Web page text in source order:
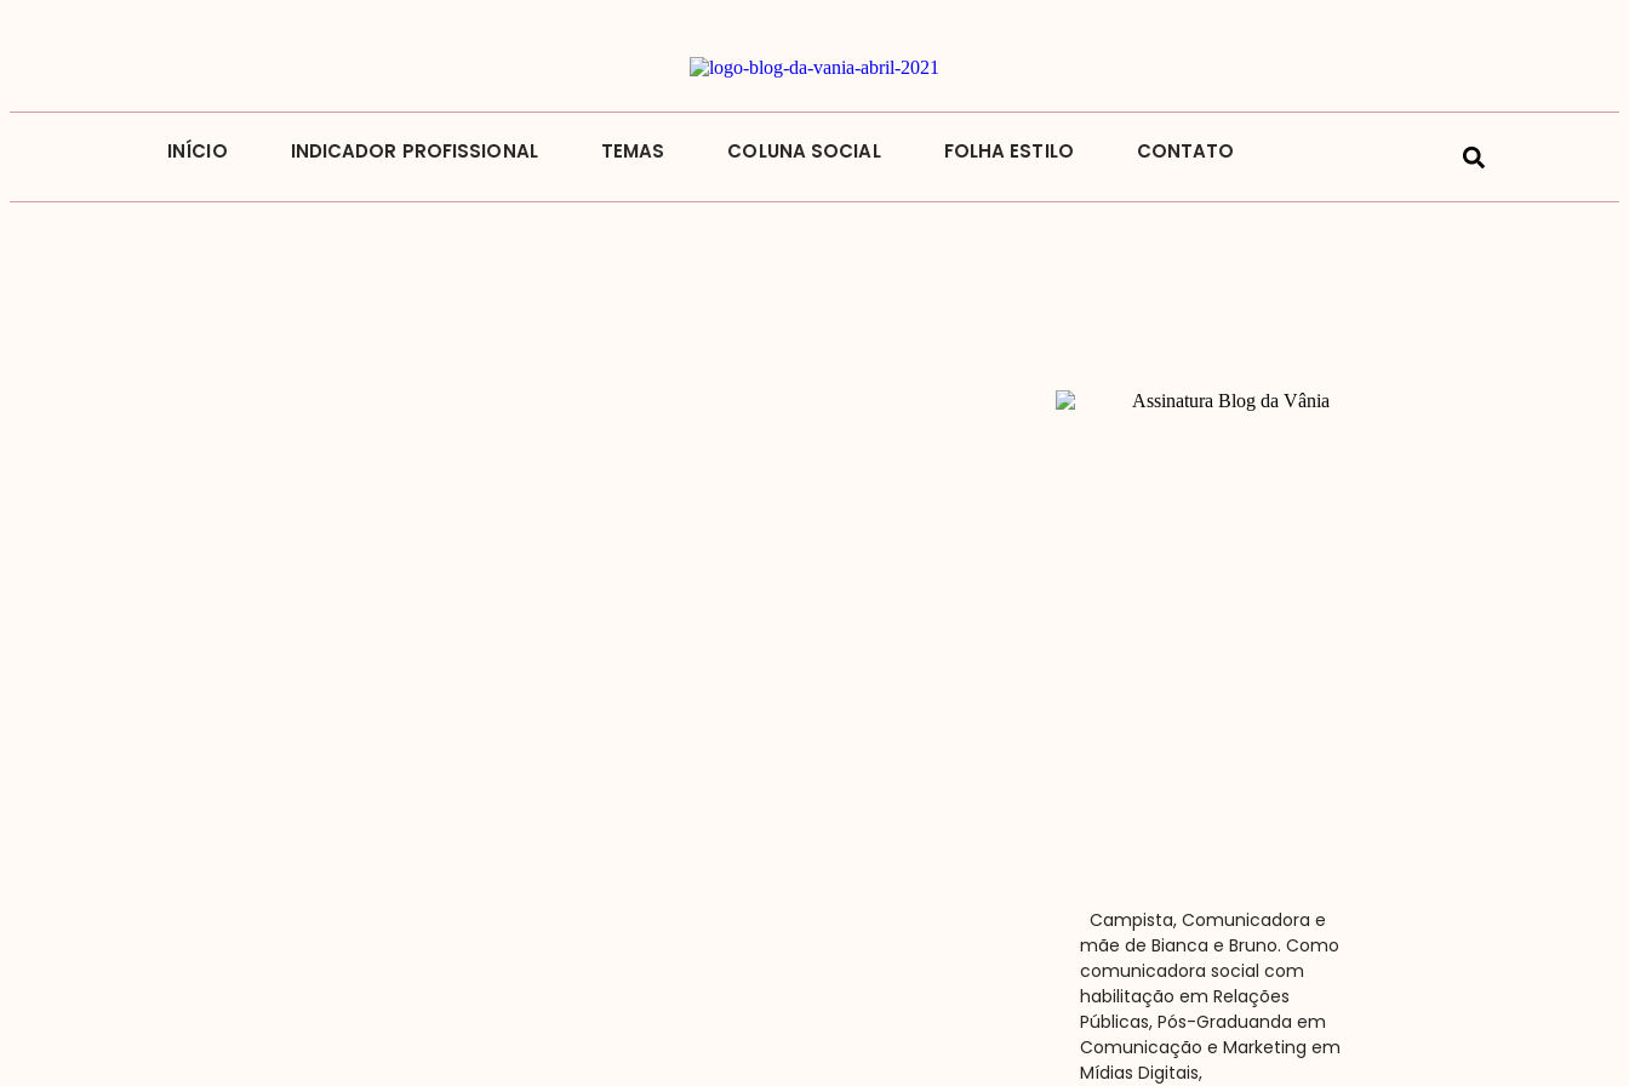
INÍCIO INDICADOR PROFISSIONAL TEMAS COLUNA SOCIAL FOLHA ESTILO CONTATO
​ Campista, Comunicadora e
mãe de Bianca e Bruno. Como
comunicadora social com
habilitação em Relações
Públicas, Pós-Graduanda em
Comunicação e Marketing em
Mídias Digitais,